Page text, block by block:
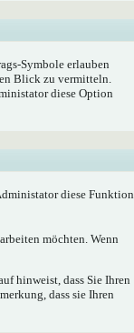
Symbole erlauben
Blick zu vermitteln.
diese Option
diese Funktion
möchten. Wenn
hinweist, dass Sie Ihren
dass sie Ihren